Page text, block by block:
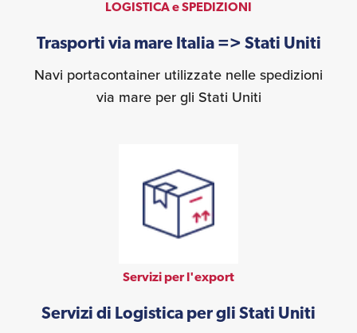
LOGISTICA e SPEDIZIONI
Trasporti via mare Italia => Stati Uniti
Navi portacontainer utilizzate nelle spedizioni
via mare per gli Stati Uniti
Servizi per l'export
Servizi di Logistica per gli Stati Uniti